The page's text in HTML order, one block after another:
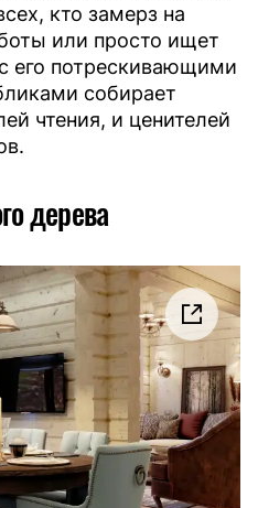
кто замерз на
или просто ищет
его потрескивающими
собирает
чтения, и ценителей
дерева